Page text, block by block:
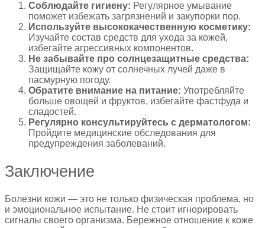
Соблюдайте гигиену: Регулярное умывание
поможет избежать загрязнений и закупорки пор.
Используйте высококачественную косметику:
Изучайте состав средств для ухода за кожей,
избегайте агрессивных компонентов.
Не забывайте про солнцезащитные средства:
Защищайте кожу от солнечных лучей даже в
пасмурную погоду.
Обратите внимание на питание: Употребляйте
больше овощей и фруктов, избегайте фастфуда и
сладостей.
Регулярно консультируйтесь с дерматологом:
Пройдите медицинские обследования для
предупреждения заболеваний.
Заключение
Болезни кожи — это не только физическая проблема, но
и эмоциональное испытание. Не стоит игнорировать
сигналы своего организма. Бережное отношение к коже